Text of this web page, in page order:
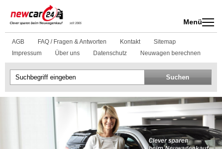
Menü
AGB FAQ / Fragen & Antworten Kontakt
Sitemap
Impressum
Über uns Datenschutz Neuwagen berechnen